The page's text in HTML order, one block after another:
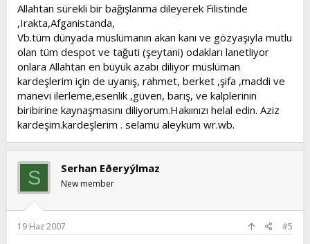
Allahtan sürekli bir bağışlanma dileyerek Filistinde
,Irakta,Afganistanda,
Vb.tüm dünyada müslümanın akan kanı ve gözyaşıyla mutlu
olan tüm despot ve tağuti (şeytani) odakları lanetliyor
onlara Allahtan en büyük azabı diliyor müslüman
kardeşlerim için de uyanış, rahmet, berket ,şifa ,maddi ve
manevi ilerleme,esenlik ,güven, barış, ve kalplerinin
biribirine kaynaşmasını diliyorum.Hakıınızı helal edin. Aziz
kardeşim.kardeşlerim . selamu aleykum wr.wb.
S Serhan Eðeryýlmaz
New member
19 Haz 2007 #5